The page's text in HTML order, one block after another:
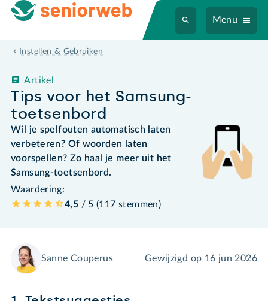
Menu
Instellen & Gebruiken
Tips voor het Samsung-
toetsenbord
Artikel
Wil je spelfouten automatisch laten
verbeteren? Of woorden laten
voorspellen? Zo haal je meer uit het
Samsung-toetsenbord.
Waardering:
4,5 / 5 (117 stemmen)
Sanne Couperus Gewijzigd op 16 jun 2026